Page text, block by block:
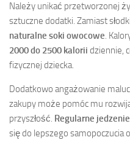
Należy unikać przetworzonej
sztuczne dodatki. Zamiast
naturalne soki owocowe.
2000 do 2500 kalorii dziennie,
fizycznej dziecka.
Dodatkowo angażowanie
zakupy może pomóc mu
przyszłość. Regularne
się do lepszego samopoczucia